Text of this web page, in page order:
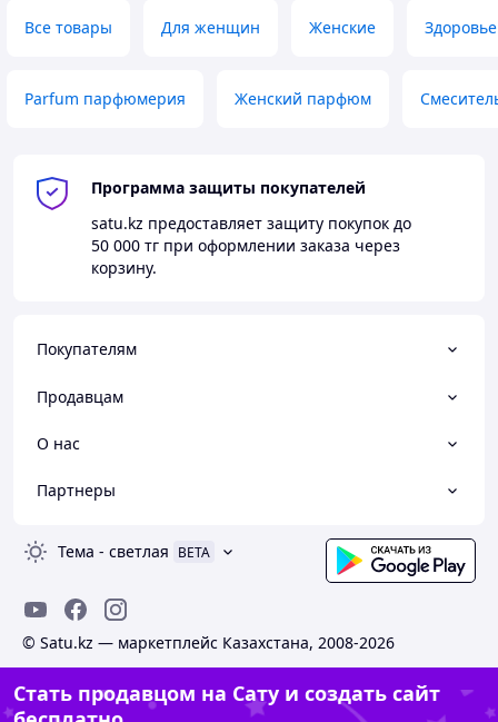
Все товары Для женщин Женские Здоровье
Parfum парфюмерия Женский парфюм
Программа защиты покупателей
satu.kz предоставляет защиту покупок до
50 000 тг при оформлении заказа через
корзину.
Покупателям
Продавцам
О нас
Партнеры
Тема - светлая BETA
© Satu.kz — маркетплейс Казахстана, 2008-2026
Стать продавцом на Сату и создать сайт